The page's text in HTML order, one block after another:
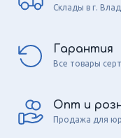
Склады в г.
Гарантия
Все товары
Опт и
Продажа для